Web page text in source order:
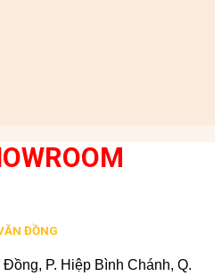
ĐỒNG
P. Hiệp Bình Chánh, Q.